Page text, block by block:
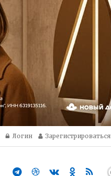
Логин Зарегистрироваться